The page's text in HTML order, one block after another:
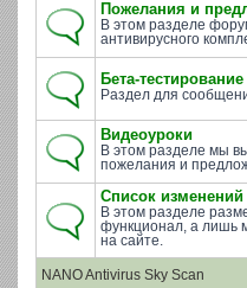
Пожелания и
В этом разделе
антивирусного
Бета-тестирование
Раздел для
Видеоуроки
В этом разделе мы
пожелания и
Список изменений
В этом разделе
функционал, а лишь
на сайте.
NANO Antivirus Sky Scan